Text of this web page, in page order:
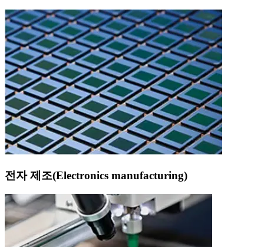
전자 제조(Electronics manufacturing)